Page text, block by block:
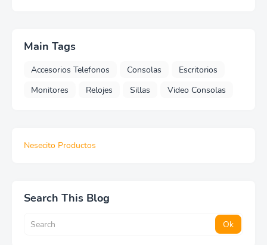
Main Tags
Accesorios Telefonos Consolas
Escritorios
Monitores
Relojes Sillas Video Consolas
Nesecito Productos
Search This Blog